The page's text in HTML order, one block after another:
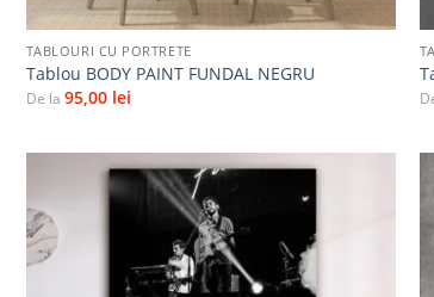
TABLOURI CU PORTRETE
Tablou BODY PAINT FUNDAL NEGRU
De la 95,00 lei